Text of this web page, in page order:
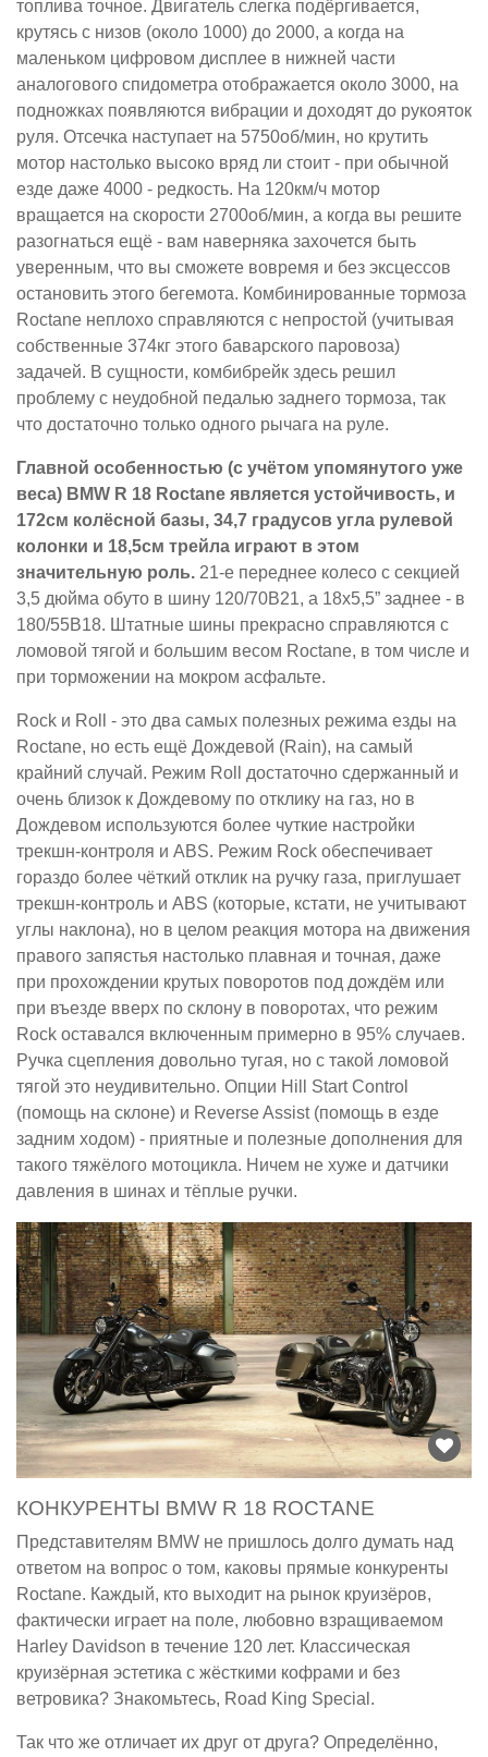
топлива точное. Двигатель слегка подёргивается,
крутясь с низов (около 1000) до 2000, а когда на
маленьком цифровом дисплее в нижней части
аналогового спидометра отображается около 3000, на
подножках появляются вибрации и доходят до рукояток
руля. Отсечка наступает на 5750об/мин, но крутить
мотор настолько высоко вряд ли стоит - при обычной
езде даже 4000 - редкость. На 120км/ч мотор
вращается на скорости 2700об/мин, а когда вы решите
разогнаться ещё - вам наверняка захочется быть
уверенным, что вы сможете вовремя и без эксцессов
остановить этого бегемота. Комбинированные тормоза
Roctane неплохо справляются с непростой (учитывая
собственные 374кг этого баварского паровоза)
задачей. В сущности, комбибрейк здесь решил
проблему с неудобной педалью заднего тормоза, так
что достаточно только одного рычага на руле.
Главной особенностью (с учётом упомянутого уже
веса) BMW R 18 Roctane является устойчивость, и
172см колёсной базы, 34,7 градусов угла рулевой
колонки и 18,5см трейла играют в этом
значительную роль. 21-е переднее колесо с секцией
3,5 дюйма обуто в шину 120/70B21, а 18х5,5” заднее - в
180/55B18. Штатные шины прекрасно справляются с
ломовой тягой и большим весом Roctane, в том числе и
при торможении на мокром асфальте.
Rock и Roll - это два самых полезных режима езды на
Roctane, но есть ещё Дождевой (Rain), на самый
крайний случай. Режим Roll достаточно сдержанный и
очень близок к Дождевому по отклику на газ, но в
Дождевом используются более чуткие настройки
трекшн-контроля и ABS. Режим Rock обеспечивает
гораздо более чёткий отклик на ручку газа, приглушает
трекшн-контроль и ABS (которые, кстати, не учитывают
углы наклона), но в целом реакция мотора на движения
правого запястья настолько плавная и точная, даже
при прохождении крутых поворотов под дождём или
при въезде вверх по склону в поворотах, что режим
Rock оставался включенным примерно в 95% случаев.
Ручка сцепления довольно тугая, но с такой ломовой
тягой это неудивительно. Опции Hill Start Control
(помощь на склоне) и Reverse Assist (помощь в езде
задним ходом) - приятные и полезные дополнения для
такого тяжёлого мотоцикла. Ничем не хуже и датчики
давления в шинах и тёплые ручки.
КОНКУРЕНТЫ BMW R 18 ROCTANE
Представителям BMW не пришлось долго думать над
ответом на вопрос о том, каковы прямые конкуренты
Roctane. Каждый, кто выходит на рынок круизёров,
фактически играет на поле, любовно взращиваемом
Harley Davidson в течение 120 лет. Классическая
круизёрная эстетика с жёсткими кофрами и без
ветровика? Знакомьтесь, Road King Special.
Так что же отличает их друг от друга? Определённо,